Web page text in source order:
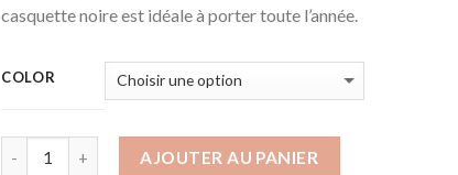
casquette noire est idéale à porter toute l’année.
COLOR
AJOUTER AU PANIER